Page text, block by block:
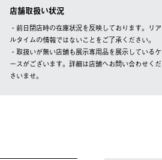
店舗取扱い状況
・前日閉店時の在庫状況を反映しております。リア
ルタイムの情報ではないことをご了承ください。
・取扱いが無い店舗も展示専用品を展示しているケ
ースがございます。詳細は店舗へお問い合わせくだ
さいませ。